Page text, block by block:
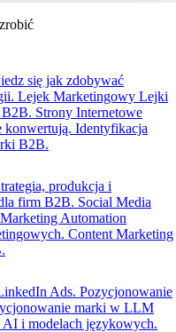
się jak zdobywać
Lejek Marketingowy Lejki
B2B. Strony Internetowe
konwertują. Identyfikacja
B2B.
produkcja i
firm B2B. Social Media
Marketing Automation
Content Marketing
Ads. Pozycjonowanie
marki w LLM
i modelach językowych.